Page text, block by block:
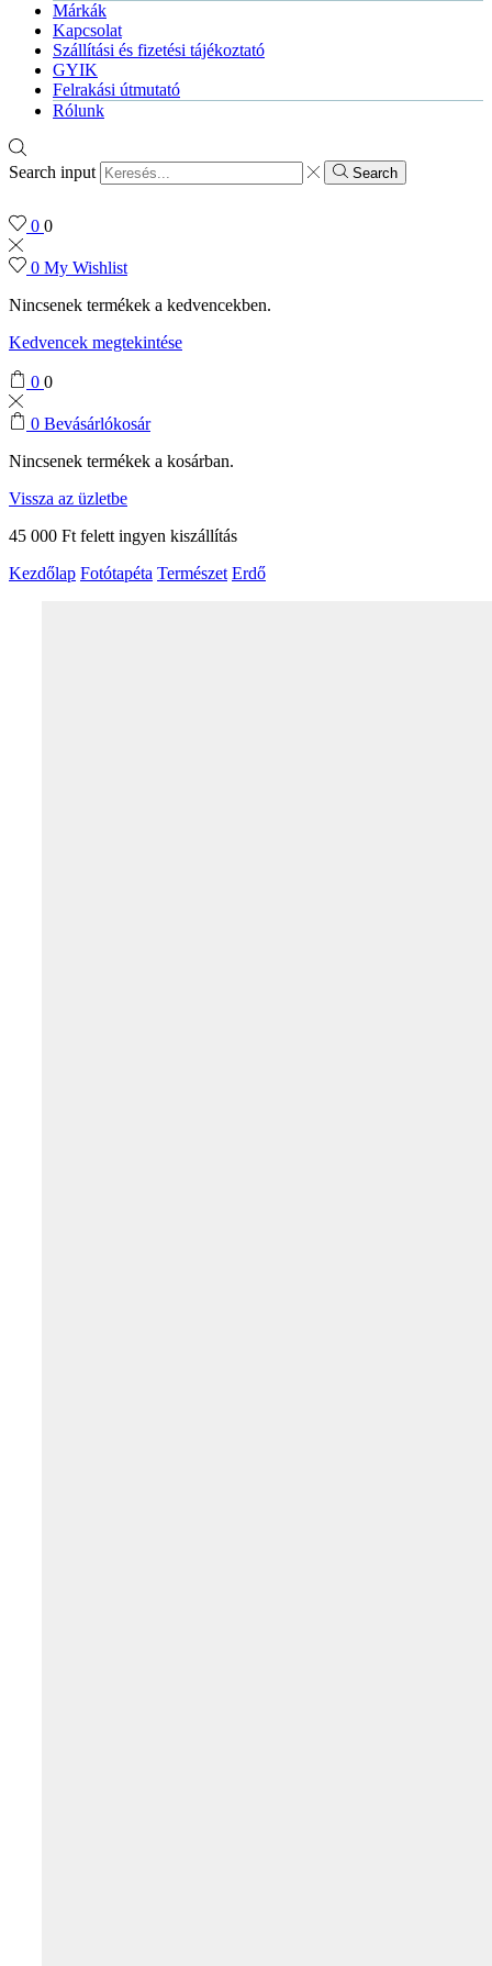
Márkák
Kapcsolat
Szállítási és fizetési tájékoztató
GYIK
Felrakási útmutató
Rólunk
Search input Search
0 0
0 My Wishlist
Nincsenek termékek a kedvencekben.
Kedvencek megtekintése
0 0
0 Bevásárlókosár
Nincsenek termékek a kosárban.
Vissza az üzletbe
45 000 Ft felett ingyen kiszállítás
Kezdőlap Fotótapéta Természet Erdő